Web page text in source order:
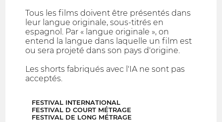
Tous les films doivent être présentés dans
leur langue originale, sous-titrés en
espagnol. Par « langue originale », on
entend la langue dans laquelle un film est
ou sera projeté dans son pays d'origine.
Les shorts fabriqués avec l'IA ne sont pas
acceptés.
FESTIVAL INTERNATIONAL
FESTIVAL D COURT MÉTRAGE
FESTIVAL DE LONG MÉTRAGE